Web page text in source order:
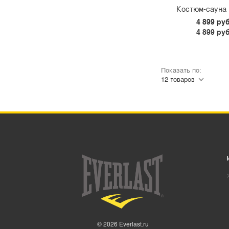
ТЕЙПЫ
СКАКАЛКИ EVERLAST
Костюм-сауна
4 899
4 899
Показать по:
© 2026 Everlast.ru